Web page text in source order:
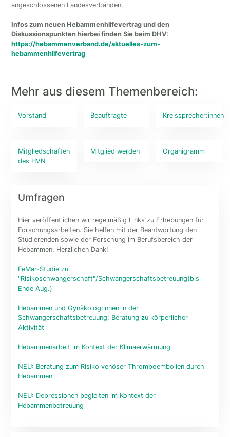
angeschlossenen Landesverbänden.
Infos zum neuen Hebammenhilfevertrag und den
Diskussionspunkten hierbei finden Sie beim DHV:
https://hebammenverband.de/aktuelles-zum-
hebammenhilfevertrag
Mehr aus diesem Themenbereich:
Vorstand Beauftragte Kreissprecher:innen
Mitgliedschaften
des HVN
Mitglied werden Organigramm
Umfragen
Hier veröffentlichen wir regelmäßig Links zu Erhebungen für
Forschungsarbeiten. Sie helfen mit der Beantwortung den
Studierenden sowie der Forschung im Berufsbereich der
Hebammen. Herzlichen Dank!
FeMar-Studie zu
"Risikoschwangerschaft"/Schwangerschaftsbetreuung(bis
Ende Aug.)
Hebammen und Gynäkolog:innen in der
Schwangerschaftsbetreuung: Beratung zu körperlicher
Aktivität
Hebammenarbeit im Kontext der Klimaerwärmung
NEU: Beratung zum Risiko venöser Thromboembolien durch
Hebammen
NEU: Depressionen begleiten im Kontext der
Hebammenbetreuung